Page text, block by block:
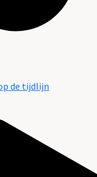
de tijdlijn